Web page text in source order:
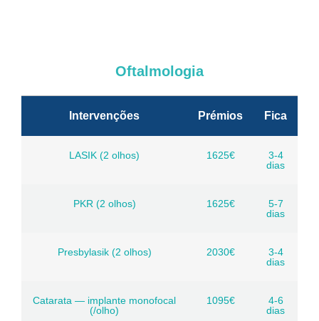
Oftalmologia
Intervenções Prémios Fica
LASIK (2 olhos) 1625€
3-4
dias
PKR (2 olhos) 1625€
5-7
dias
Presbylasik (2 olhos) 2030€
3-4
dias
Catarata — implante monofocal
(/olho)
1095€
4-6
dias